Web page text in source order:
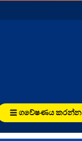
ගවේෂණය කරන්න